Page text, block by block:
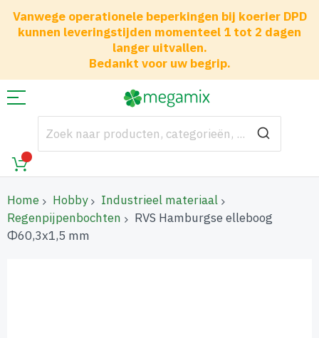
Vanwege operationele beperkingen bij koerier DPD
kunnen leveringstijden momenteel 1 tot 2 dagen
langer uitvallen.
Bedankt voor uw begrip.
Home Hobby
Industrieel materiaal
Regenpijpenbochten
RVS Hamburgse elleboog
Φ60,3x1,5 mm